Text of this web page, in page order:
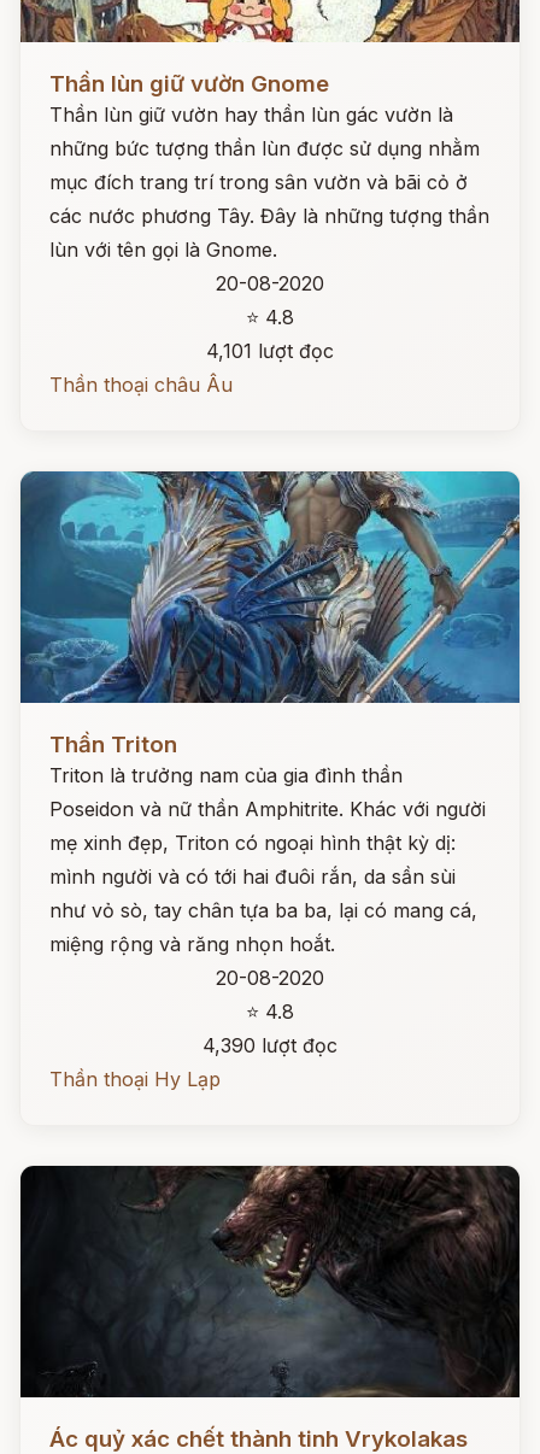
Đọc ngay
Thần lùn giữ vườn Gnome
Thần lùn giữ vườn hay thần lùn gác vườn là
những bức tượng thần lùn được sử dụng nhằm
mục đích trang trí trong sân vườn và bãi cỏ ở
các nước phương Tây. Đây là những tượng thần
lùn với tên gọi là Gnome.
20-08-2020
⭐ 4.8
4,101 lượt đọc
Thần thoại châu Âu
Đọc ngay
Thần Triton
Triton là trưởng nam của gia đình thần
Poseidon và nữ thần Amphitrite. Khác với người
mẹ xinh đẹp, Triton có ngoại hình thật kỳ dị:
mình người và có tới hai đuôi rắn, da sần sùi
như vỏ sò, tay chân tựa ba ba, lại có mang cá,
miệng rộng và răng nhọn hoắt.
20-08-2020
⭐ 4.8
4,390 lượt đọc
Thần thoại Hy Lạp
Đọc ngay
Ác quỷ xác chết thành tinh Vrykolakas